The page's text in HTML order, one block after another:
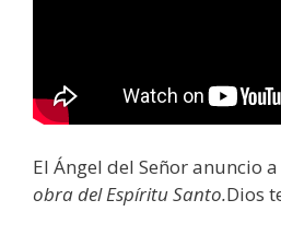
El Ángel del Señor anuncio
obra del Espíritu Santo.Dios